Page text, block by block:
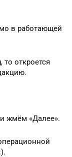
в работающей
откроется
жмём «Далее».